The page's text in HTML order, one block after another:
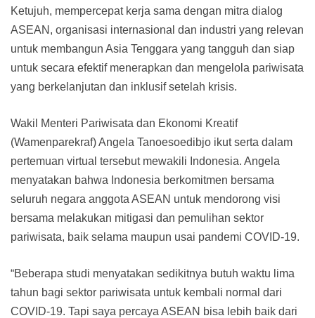
Ketujuh, mempercepat kerja sama dengan mitra dialog
ASEAN, organisasi internasional dan industri yang relevan
untuk membangun Asia Tenggara yang tangguh dan siap
untuk secara efektif menerapkan dan mengelola pariwisata
yang berkelanjutan dan inklusif setelah krisis.
Wakil Menteri Pariwisata dan Ekonomi Kreatif
(Wamenparekraf) Angela Tanoesoedibjo ikut serta dalam
pertemuan virtual tersebut mewakili Indonesia. Angela
menyatakan bahwa Indonesia berkomitmen bersama
seluruh negara anggota ASEAN untuk mendorong visi
bersama melakukan mitigasi dan pemulihan sektor
pariwisata, baik selama maupun usai pandemi COVID-19.
“Beberapa studi menyatakan sedikitnya butuh waktu lima
tahun bagi sektor pariwisata untuk kembali normal dari
COVID-19. Tapi saya percaya ASEAN bisa lebih baik dari